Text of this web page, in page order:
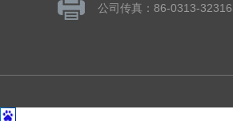
公司传真：86-0313-